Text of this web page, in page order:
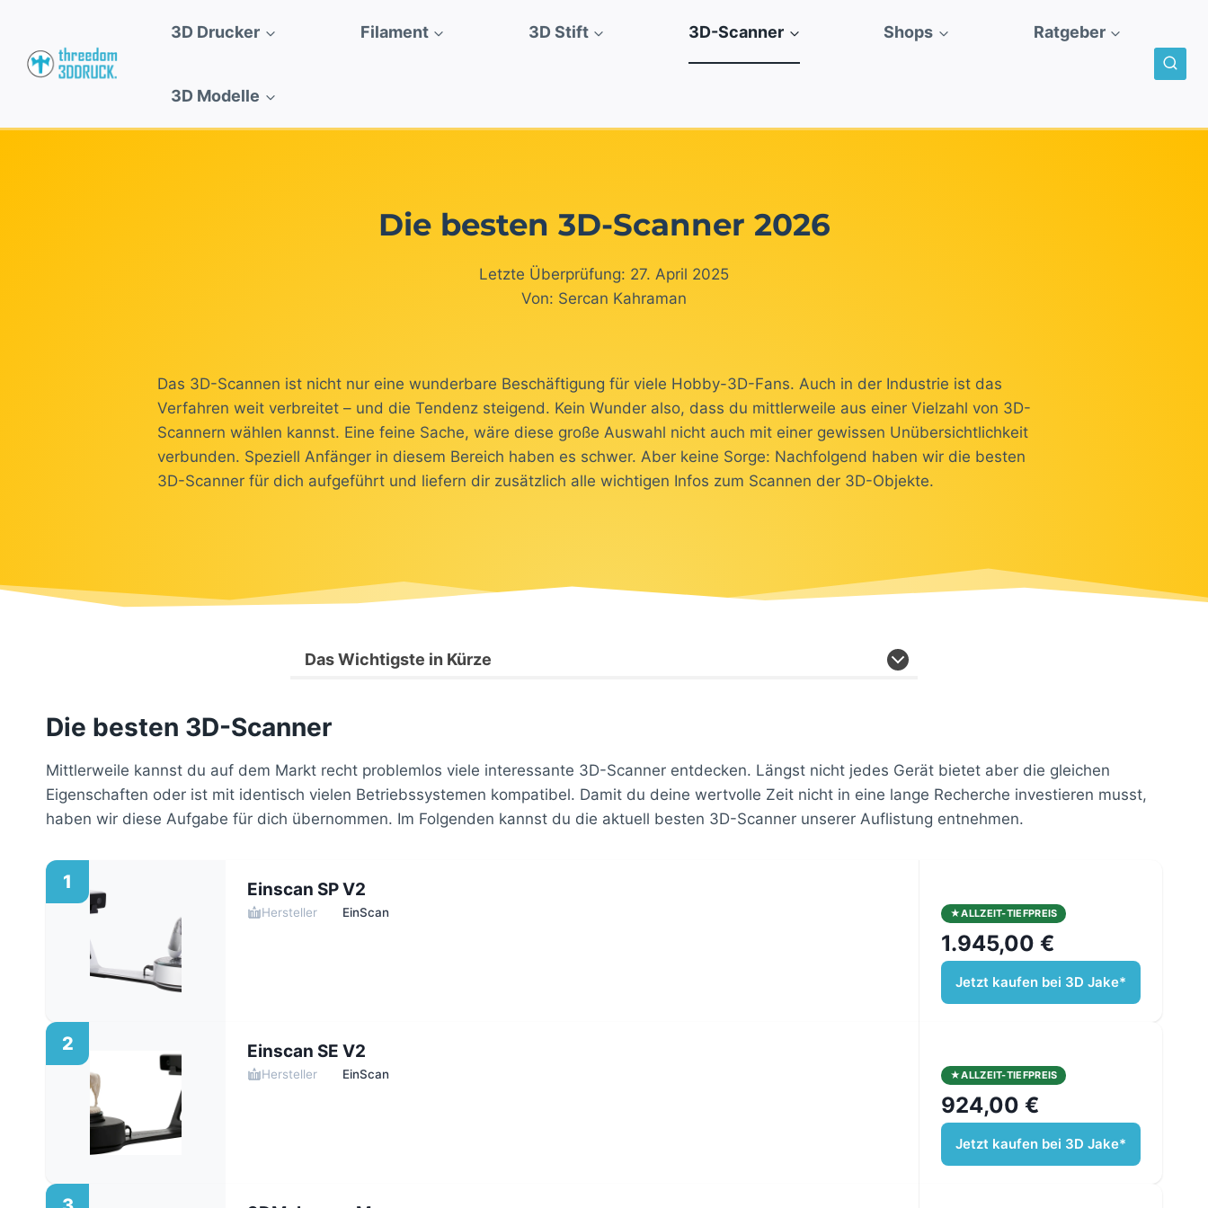
springen
3D Drucker Filament 3D Stift 3D-Scanner Shops Ratgeber
3D Modelle
Die besten 3D-Scanner 2026
Letzte Überprüfung: 27. April 2025
Von: Sercan Kahraman
Das 3D-Scannen ist nicht nur eine wunderbare Beschäftigung für viele Hobby-3D-Fans. Auch in der Industrie ist das
Verfahren weit verbreitet – und die Tendenz steigend. Kein Wunder also, dass du mittlerweile aus einer Vielzahl von 3D-
Scannern wählen kannst. Eine feine Sache, wäre diese große Auswahl nicht auch mit einer gewissen Unübersichtlichkeit
verbunden. Speziell Anfänger in diesem Bereich haben es schwer. Aber keine Sorge: Nachfolgend haben wir die besten
3D-Scanner für dich aufgeführt und liefern dir zusätzlich alle wichtigen Infos zum Scannen der 3D-Objekte.
Das Wichtigste in Kürze
Die besten 3D-Scanner
Mittlerweile kannst du auf dem Markt recht problemlos viele interessante 3D-Scanner entdecken. Längst nicht jedes Gerät bietet aber die gleichen
Eigenschaften oder ist mit identisch vielen Betriebssystemen kompatibel. Damit du deine wertvolle Zeit nicht in eine lange Recherche investieren musst,
haben wir diese Aufgabe für dich übernommen. Im Folgenden kannst du die aktuell besten 3D-Scanner unserer Auflistung entnehmen.
1 Einscan SP V2
Hersteller EinScan ALLZEIT-TIEFPREIS
1.945,00 €
Jetzt kaufen bei 3D Jake*
2 Einscan SE V2
Hersteller EinScan ALLZEIT-TIEFPREIS
924,00 €
Jetzt kaufen bei 3D Jake*